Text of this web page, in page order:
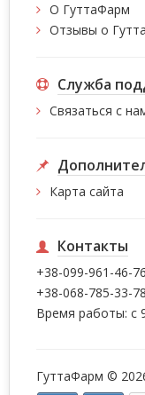
О ГуттаФарм
Отзывы о
Служба
Связаться с
Карта сайта
Контакты
+38-099-961-46-76
+38-068-785-33-78
Время работы: с
ГуттаФарм ©